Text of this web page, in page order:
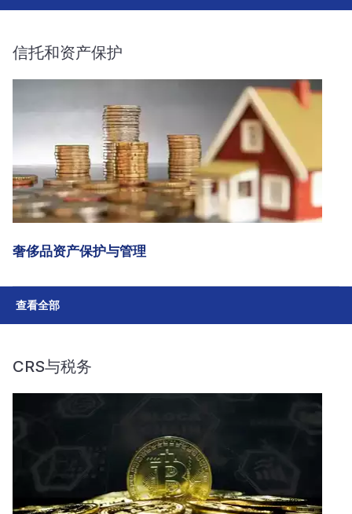
信托和资产保护
奢侈品资产保护与管理
查看全部
CRS与税务